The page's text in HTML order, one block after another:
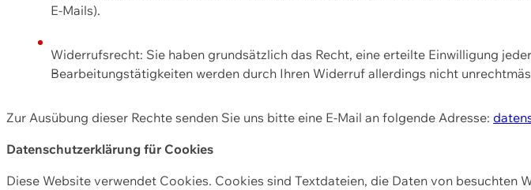
E-Mails).
Widerrufsrecht: Sie haben grundsätzlich das Recht, eine erteilte Einwilligung
Bearbeitungstätigkeiten werden durch Ihren Widerruf allerdings nicht
Zur Ausübung dieser Rechte senden Sie uns bitte eine E-Mail an folgende Adresse:
Datenschutzerklärung für Cookies
Diese Website verwendet Cookies. Cookies sind Textdateien, die Daten von